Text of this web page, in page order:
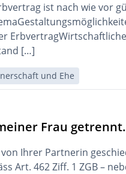
ist nach wie vor
[…]
und Ehe
Frau getrennt.
Ihrer Partnerin
Art. 462 Ziﬀ. 1 ZGB –